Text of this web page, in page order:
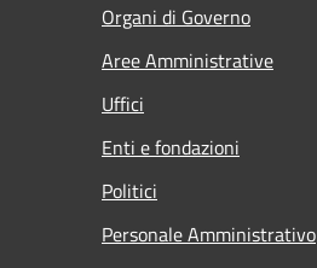
Organi di Governo
Aree Amministrative
Uffici
Enti e fondazioni
Politici
Personale Amministrativo